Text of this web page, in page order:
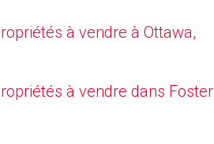
à vendre à Ottawa,
à vendre dans Foster